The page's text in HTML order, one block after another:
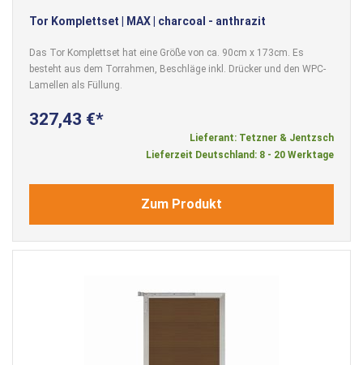
Tor Komplettset | MAX | charcoal - anthrazit
Das Tor Komplettset hat eine Größe von ca. 90cm x 173cm. Es
besteht aus dem Torrahmen, Beschläge inkl. Drücker und den WPC-
Lamellen als Füllung.
327,43 €
Lieferant: Tetzner & Jentzsch
Lieferzeit Deutschland: 8 - 20 Werktage
Zum Produkt